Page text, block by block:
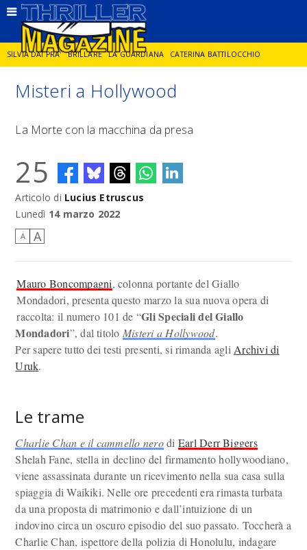
SILVIA DAI PRA' BRILLARE LA GUARDIANA CATERINA BATTILOCCHIO
JORGE DIAZ LA SPIA DELITTO IN CORNICE GIANCARLO DE CATALDO
Misteri a Hollywood
La Morte con la macchina da presa
25
Articolo di Lucius Etruscus
Lunedì 14 marzo 2022
A A
Mauro Boncompagni, colonna portante del Giallo
Mondadori, presenta questo marzo la sua nuova opera di
raccolta: il numero 101 de “Gli Speciali del Giallo
Mondadori”, dal titolo Misteri a Hollywood.
Per sapere tutto dei testi presenti, si rimanda agli Archivi di
Uruk.
Le trame
Charlie Chan e il cammello nerodi Earl Derr Biggers
Shelah Fane, stella in declino del firmamento hollywoodiano,
viene assassinata durante un ricevimento nella sua casa sulla
spiaggia di Waikiki. Nelle ore precedenti era rimasta turbata
da una proposta di matrimonio e dall’intuizione di un
indovino circa un oscuro episodio del suo passato. Toccherà a
Charlie Chan, ispettore della polizia di Honolulu, indagare